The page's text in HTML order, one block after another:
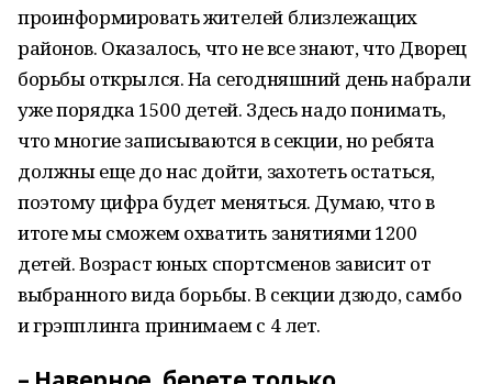
проинформировать жителей близлежащих
районов. Оказалось, что не все знают, что Дворец
борьбы открылся. На сегодняшний день набрали
уже порядка 1500 детей. Здесь надо понимать,
что многие записываются в секции, но ребята
должны еще до нас дойти, захотеть остаться,
поэтому цифра будет меняться. Думаю, что в
итоге мы сможем охватить занятиями 1200
детей. Возраст юных спортсменов зависит от
выбранного вида борьбы. В секции дзюдо, самбо
и грэпплинга принимаем с 4 лет.